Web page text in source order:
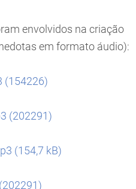
envolvidos na criação
em formato áudio):
(154226)
(202291)
(154,7 kB)